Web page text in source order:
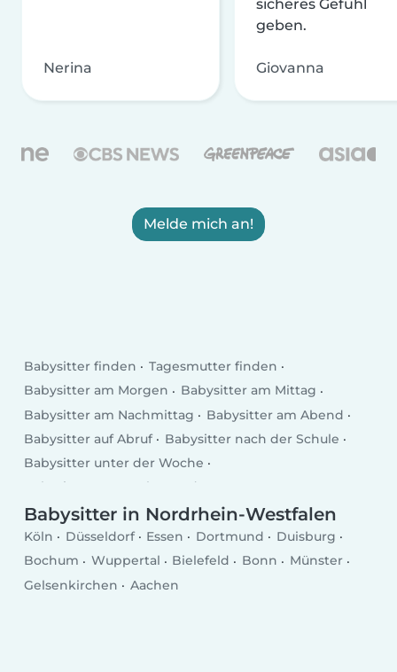
Nerina
sicheres Gefühl
geben.
Giovanna
Melde mich an!
Babysitter finden
Tagesmutter finden
Babysitter am Morgen
Babysitter am Mittag
Babysitter am Nachmittag
Babysitter am Abend
Babysitter auf Abruf
Babysitter nach der Schule
Babysitter unter der Woche
Babysitter am Wochenende
Babysitter in Nordrhein-Westfalen
Köln Düsseldorf Essen Dortmund
Duisburg
Bochum
Wuppertal Bielefeld Bonn
Münster
Gelsenkirchen
Aachen